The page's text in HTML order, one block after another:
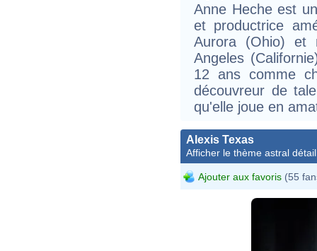
Anne Heche est
et productrice
Aurora (Ohio)
Angeles
12 ans comme
découvreur de
qu'elle joue en
Alexis Texas
Afficher le thème astral
Ajouter aux favoris (55